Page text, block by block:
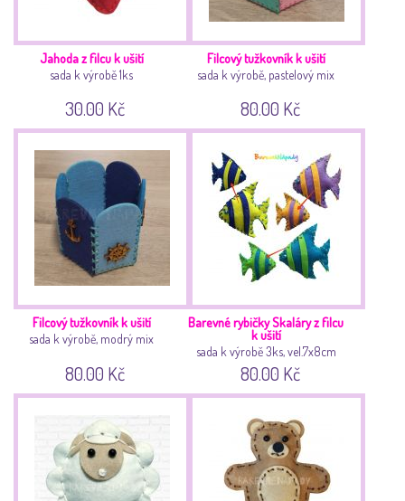
Jahoda z filcu k ušití
sada k výrobě 1ks
30.00 Kč
Filcový tužkovník k ušití
sada k výrobě, pastelový mix
80.00 Kč
Filcový tužkovník k ušití
sada k výrobě, modrý mix
80.00 Kč
Barevné rybičky Skaláry z filcu
k ušití
sada k výrobě 3ks, vel.7x8cm
80.00 Kč